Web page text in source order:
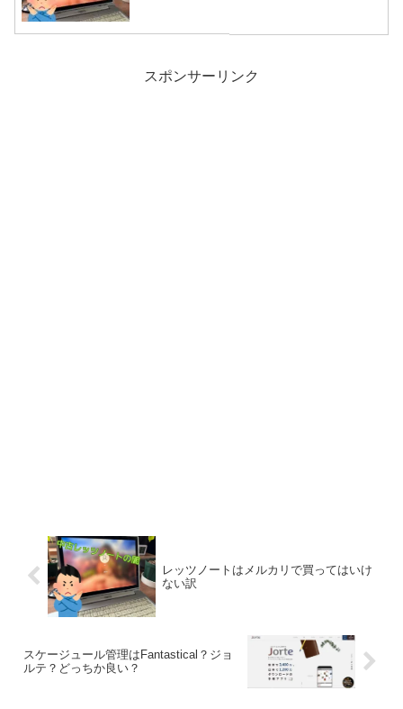
スポンサーリンク
レッツノートはメルカリで買ってはいけ
ない訳
スケージュール管理はFantastical？ジョ
ルテ？どっちか良い？